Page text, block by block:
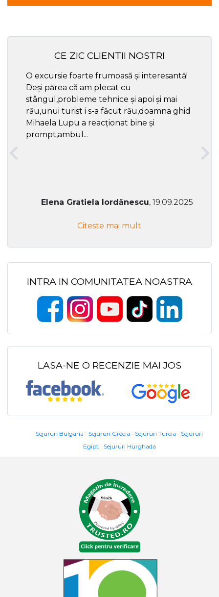
CE ZIC CLIENTII NOSTRI
O excursie foarte frumoasă și interesantă!
Deși părea că am plecat cu
stângul,probleme tehnice și apoi și mai
rău,unui turist i s-a făcut rău,doamna ghid
Mihaela Lupu a reacționat bine și
prompt,ambul...
Elena Gratiela Iordănescu, 19.09.2025
Citeste mai mult
INTRA IN COMUNITATEA NOASTRA
LASA-NE O RECENZIE MAI JOS
Sejururi Bulgaria Sejururi Grecia Sejururi Turcia
Sejururi
Egipt
Sejururi Hurghada